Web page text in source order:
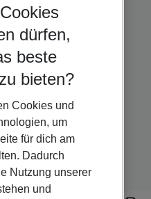
dürfen,
beste
bieten?
Cookies und
um
für dich am
Dadurch
Nutzung unserer
und